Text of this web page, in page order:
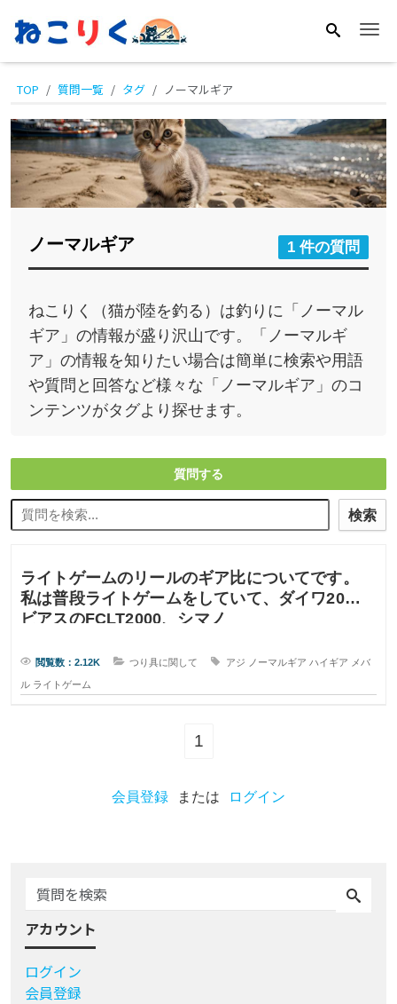
TOP 質問一覧 タグ ノーマルギア
ノーマルギア 1 件の質問
ねこりく（猫が陸を釣る）は釣りに「ノーマル
ギア」の情報が盛り沢山です。「ノーマルギ
ア」の情報を知りたい場合は簡単に検索や用語
や質問と回答など様々な「ノーマルギア」のコ
ンテンツがタグより探せます。
質問する
検索
ライトゲームのリールのギア比についてです。
私は普段ライトゲームをしていて、ダイワ20ル
ビアスのFCLT2000、シマノ
閲覧数：2.12K つり具に関して アジ ノーマルギア ハイギア メバ
ル ライトゲーム
1
会員登録 または ログイン
アカウント
ログイン
会員登録